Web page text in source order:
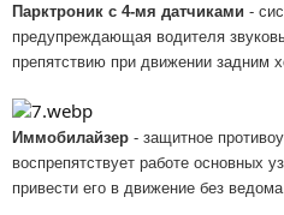
Парктроник с 4-мя датчиками -
предупреждающая водителя
препятствию при движении задним
Иммобилайзер - защитное
воспрепятствует работе основных
привести его в движение без